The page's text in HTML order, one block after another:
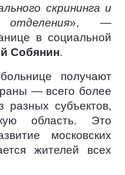
скрининга и
отделения», —
в социальной
Собянин.
получают
— всего более
разных субъектов,
область. Это
московских
жителей всех